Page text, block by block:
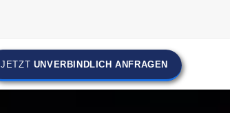
JETZT UNVERBINDLICH ANFRAGEN